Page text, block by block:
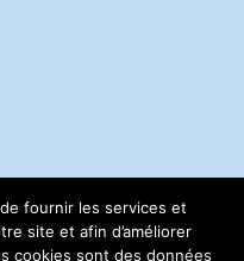
fournir les services et
site et afin d’améliorer
cookies sont des données